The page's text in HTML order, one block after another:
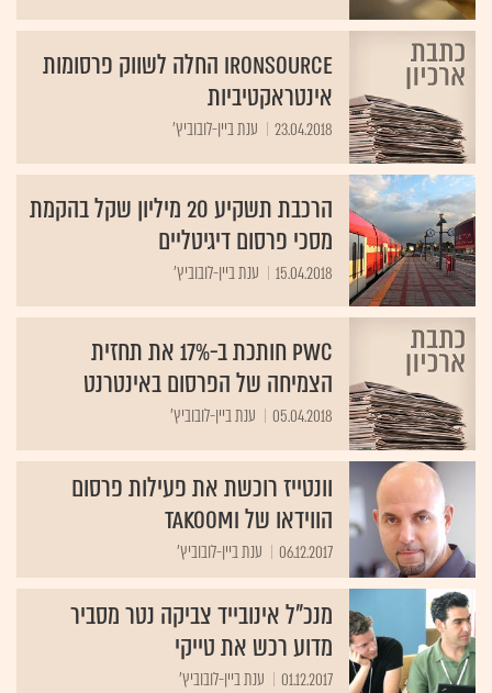
ironSource החלה לשווק פרסומות
אינטראקטיביות
23.04.2018 ענת ביין-לובוביץ'
הרכבת תשקיע 20 מיליון שקל בהקמת
מסכי פרסום דיגיטליים
15.04.2018 ענת ביין-לובוביץ'
PwC חותכת ב-17% את תחזית
הצמיחה של הפרסום באינטרנט
05.04.2018 ענת ביין-לובוביץ'
וונטייז רוכשת את פעילות פרסום
הווידאו של Takoomi
06.12.2017 ענת ביין-לובוביץ'
מנכ"ל אינובייד צביקה נטר מסביר
מדוע רכש את טייקי
01.12.2017 ענת ביין-לובוביץ'